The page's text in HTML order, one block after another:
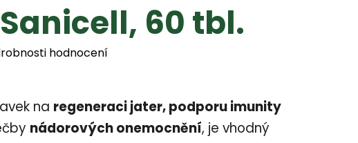
60 tbl.
hodnocení
na regeneraci jater, podporu imunity
nádorových onemocnění, je vhodný